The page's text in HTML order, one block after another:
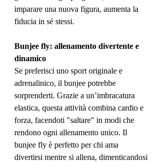
imparare una nuova figura, aumenta la
fiducia in sé stessi.
Bunjee fly: allenamento divertente e
dinamico
Se preferisci uno sport originale e
adrenalinico, il bunjee potrebbe
sorprenderti. Grazie a un’imbracatura
elastica, questa attività combina cardio e
forza, facendoti "saltare" in modi che
rendono ogni allenamento unico. Il
bunjee fly è perfetto per chi ama
divertirsi mentre si allena, dimenticandosi